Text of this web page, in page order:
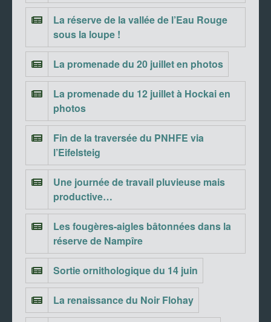
La réserve de la vallée de l’Eau Rouge
sous la loupe !
La promenade du 20 juillet en photos
La promenade du 12 juillet à Hockai en
photos
Fin de la traversée du PNHFE via
l’Eifelsteig
Une journée de travail pluvieuse mais
productive…
Les fougères-aigles bâtonnées dans la
réserve de Nampîre
Sortie ornithologique du 14 juin
La renaissance du Noir Flohay